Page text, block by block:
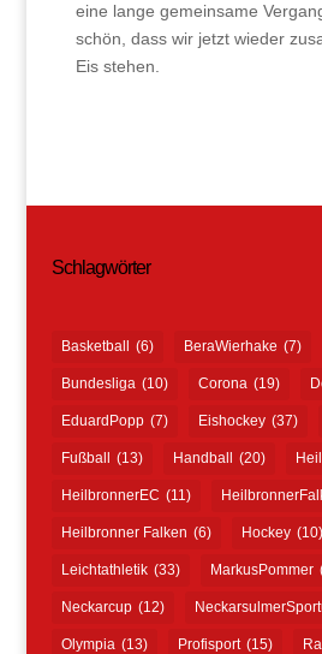
eine lange gemeinsame
schön, dass wir jetzt wieder
Eis stehen.
Schlagwörter
Basketball (6) BeraWierhake (7)
Bundesliga (10) Corona (19)
EduardPopp (7) Eishockey (37)
Fußball (13) Handball (20)
HeilbronnerEC (11)
Heilbronner Falken (6) Hockey (10)
Leichtathletik (33) MarkusPommer
Neckarcup (12)
Olympia (13) Profisport (15)